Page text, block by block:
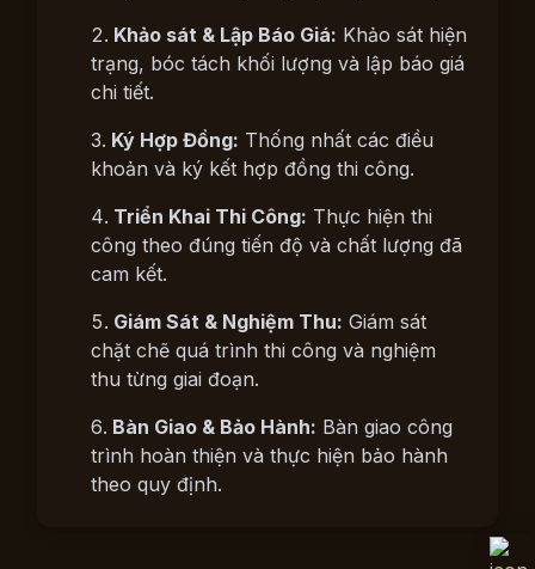
Khảo sát & Lập Báo Giá: Khảo sát hiện
trạng, bóc tách khối lượng và lập báo giá
chi tiết.
Ký Hợp Đồng: Thống nhất các điều
khoản và ký kết hợp đồng thi công.
Triển Khai Thi Công: Thực hiện thi
công theo đúng tiến độ và chất lượng đã
cam kết.
Giám Sát & Nghiệm Thu: Giám sát
chặt chẽ quá trình thi công và nghiệm
thu từng giai đoạn.
Bàn Giao & Bảo Hành: Bàn giao công
trình hoàn thiện và thực hiện bảo hành
theo quy định.